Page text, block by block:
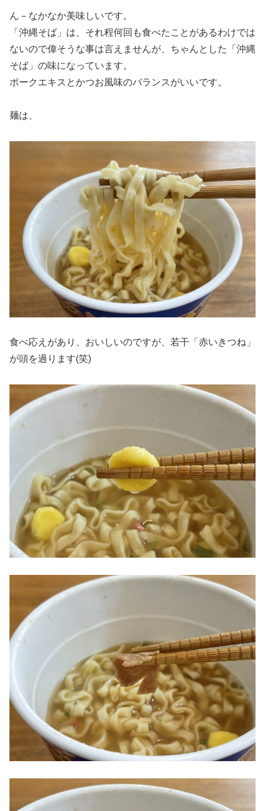
ん－なかなか美味しいです。
「沖縄そば」は、それ程何回も食べたことがあるわけでは
ないので偉そうな事は言えませんが、ちゃんとした「沖縄
そば」の味になっています。
ポークエキスとかつお風味のバランスがいいです。
麺は、
食べ応えがあり、おいしいのですが、若干「赤いきつね」
が頭を過ります(笑)